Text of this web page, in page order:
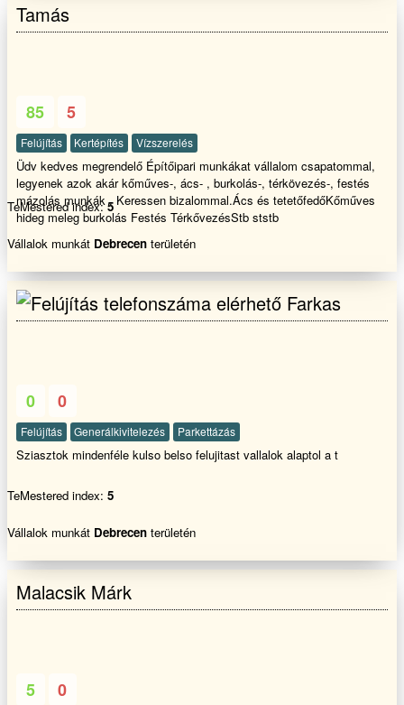
Tamás
85 5
Felújítás Kertépítés Vízszerelés
Üdv kedves megrendelő Építőipari munkákat vállalom csapatommal,
legyenek azok akár kőműves-, ács- , burkolás-, térkövezés-, festés
mázolás munkák . Keressen bizalommal.Ács és tetetőfedőKőműves
hideg meleg burkolás Festés TérkővezésStb ststb
TeMestered index:5
Vállalok munkát Debrecen területén
Farkas
0 0
Felújítás Generálkivitelezés Parkettázás
Sziasztok mindenféle kulso belso felujitast vallalok alaptol a t
TeMestered index: 5
Vállalok munkát Debrecen területén
Malacsik Márk
5 0